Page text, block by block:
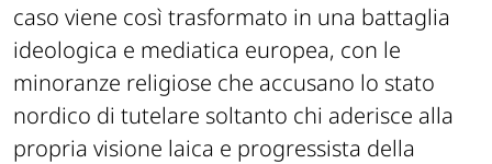
caso viene così trasformato in una battaglia
ideologica e mediatica europea, con le
minoranze religiose che accusano lo stato
nordico di tutelare soltanto chi aderisce alla
propria visione laica e progressista della